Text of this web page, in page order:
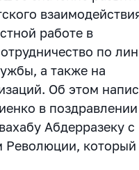
работе в
по
а также на
Об этом
в поздравлении
Абдерразеку с
Революции, который